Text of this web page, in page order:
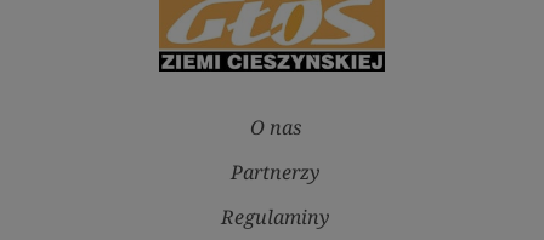
O nas
Partnerzy
Regulaminy